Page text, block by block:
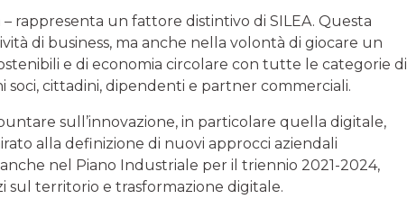
rappresenta un fattore distintivo di SILEA. Questa
di business, ma anche nella volontà di giocare un
e di economia circolare con tutte le categorie di
soci, cittadini, dipendenti e partner commerciali.
sull’innovazione, in particolare quella digitale,
alla definizione di nuovi approcci aziendali
nel Piano Industriale per il triennio 2021-2024,
sul territorio e trasformazione digitale.